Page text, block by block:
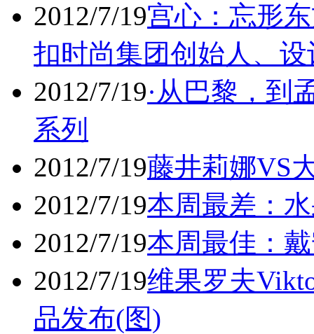
2012/7/19宫心：忘形
扣时尚集团创始人、
2012/7/19·从巴黎，到
系列
2012/7/19藤井莉娜VS
2012/7/19本周最差：
2012/7/19本周最佳：
2012/7/19维果罗夫
品发布(图)